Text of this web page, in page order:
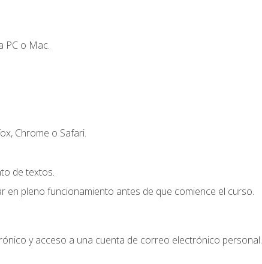
PC o Mac.
Chrome o Safari.
de textos.
en pleno funcionamiento antes de que comience el curso.
y acceso a una cuenta de correo electrónico personal.